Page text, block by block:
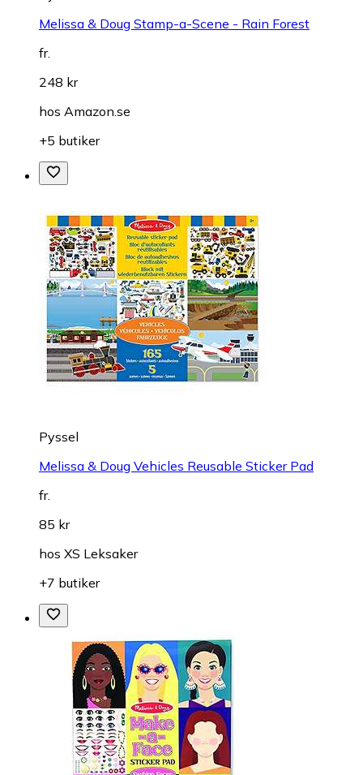
Melissa & Doug Stamp-a-Scene - Rain Forest
fr.
248 kr
hos Amazon.se
+5 butiker
Pyssel
Melissa & Doug Vehicles Reusable Sticker Pad
fr.
85 kr
hos XS Leksaker
+7 butiker